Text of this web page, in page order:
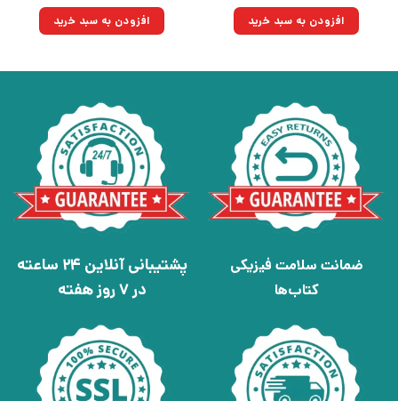
۲۶۰,۰۰۰تومان
بود.
۱۸۰,۷۰۰تومان.افزودن به سبد خرید بود.
افزودن به سبد خرید
ضمانت سلامت فیزیکی
کتاب‌ها
پشتیبانی آنلاین 24 ساعته
در 7 روز هفته